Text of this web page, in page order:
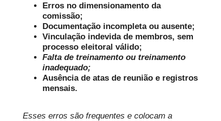
Erros no dimensionamento da
comissão;
Documentação incompleta ou ausente;
Vinculação indevida de membros, sem
processo eleitoral válido;
Falta de treinamento ou treinamento
inadequado;
Ausência de atas de reunião e registros
mensais.
Esses erros são frequentes e colocam a